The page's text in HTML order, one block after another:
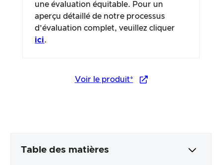
une évaluation équitable. Pour un
aperçu détaillé de notre processus
d’évaluation complet, veuillez cliquer
ici.
Voir le produit*
Table des matières